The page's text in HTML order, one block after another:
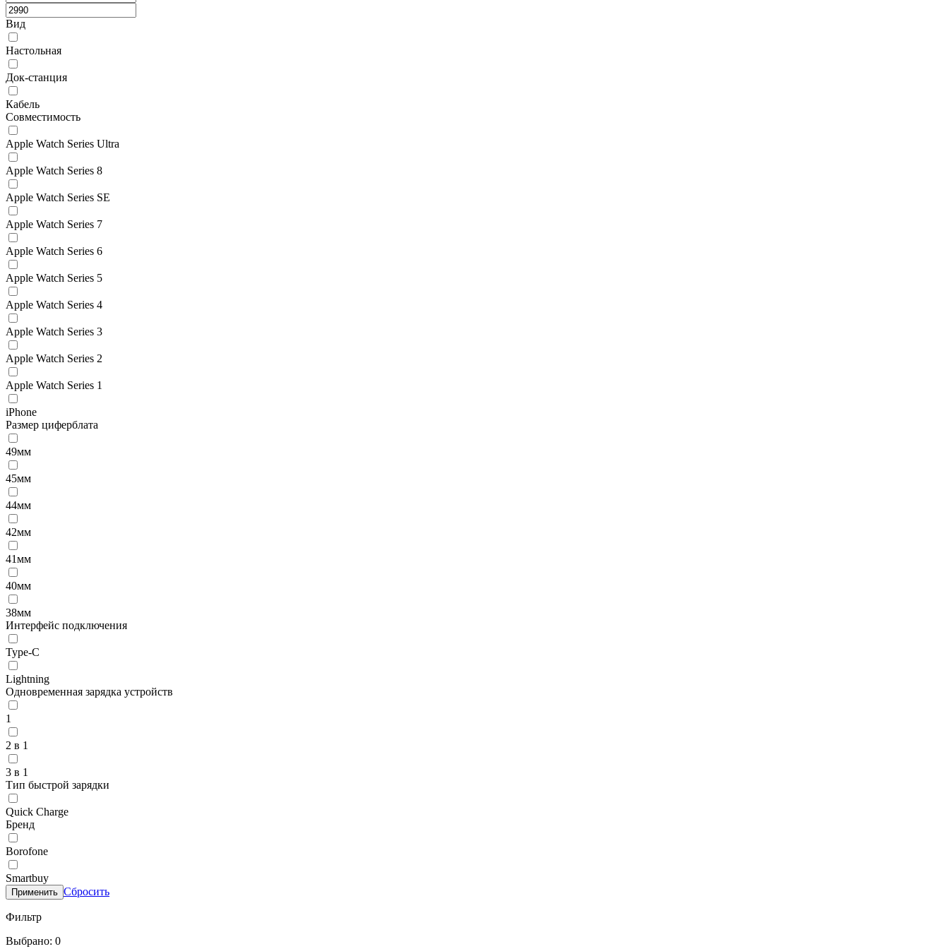
Вид
Настольная
Док-станция
Кабель
Совместимость
Apple Watch Series Ultra
Apple Watch Series 8
Apple Watch Series SE
Apple Watch Series 7
Apple Watch Series 6
Apple Watch Series 5
Apple Watch Series 4
Apple Watch Series 3
Apple Watch Series 2
Apple Watch Series 1
iPhone
Размер циферблата
49мм
45мм
44мм
42мм
41мм
40мм
38мм
Интерфейс подключения
Type-C
Lightning
Одновременная зарядка устройств
1
2 в 1
3 в 1
Тип быстрой зарядки
Quick Charge
Бренд
Borofone
Smartbuy
Применить Сбросить
Фильтр
Выбрано: 0